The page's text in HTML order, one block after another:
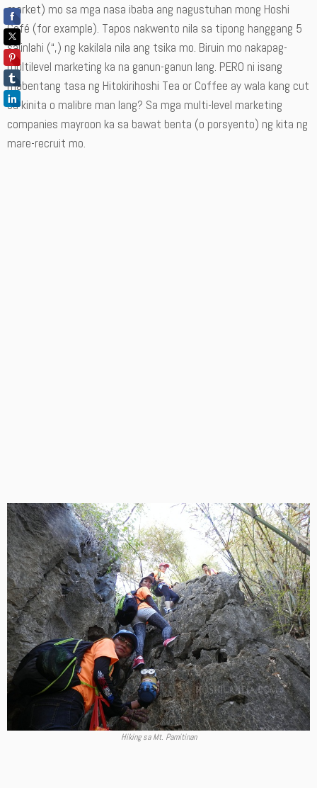
market) mo sa mga nasa ibaba ang nagustuhan mong Hoshi
Café (for example). Tapos nakwento nila sa tipong hanggang 5
salinlahi (“,) ng kakilala nila ang tsika mo. Biruin mo nakapag-
multilevel marketing ka na ganun-ganun lang. PERO ni isang
mabentang tasa ng Hitokirihoshi Tea or Coffee ay wala kang cut
sa kinita o malibre man lang? Sa mga multi-level marketing
companies mayroon ka sa bawat benta (o porsyento) ng kita ng
mare-recruit mo.
Hiking sa Mt. Pamitinan